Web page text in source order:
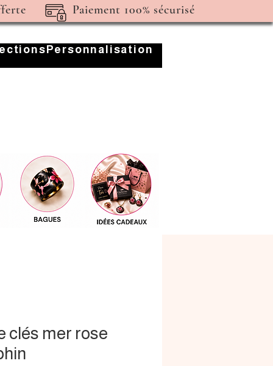
Paiement 100% sécurisé
Personnalisation
clés mer rose